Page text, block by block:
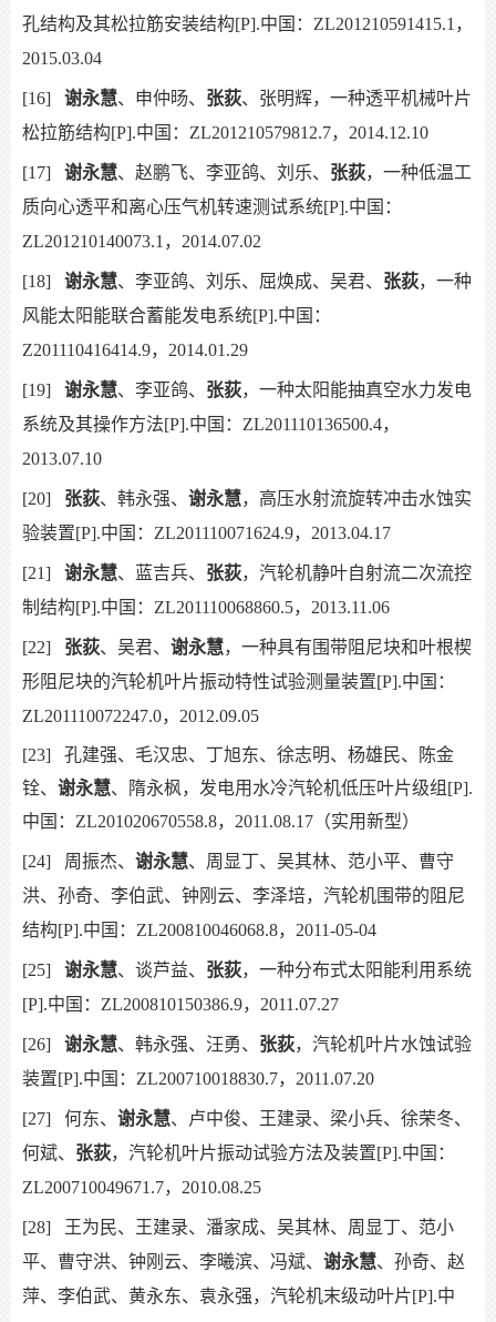
孔结构及其松拉筋安装结构[P].中国：ZL201210591415.1，
2015.03.04
[16] 谢永慧、申仲旸、 张荻、张明辉，一种透平机械叶片
松拉筋结构[P].中国：ZL201210579812.7，2014.12.10
[17] 谢永慧、赵鹏飞、李亚鸽、刘乐、 张荻，一种低温工
质向心透平和离心压气机转速测试系统[P].中国：
ZL201210140073.1，2014.07.02
[18] 谢永慧、李亚鸽、刘乐、屈焕成、吴君、 张荻，一种
风能太阳能联合蓄能发电系统[P].中国：
Z201110416414.9，2014.01.29
[19] 谢永慧、李亚鸽、 张荻，一种太阳能抽真空水力发电
系统及其操作方法[P].中国：ZL201110136500.4，
2013.07.10
[20] 张荻、韩永强、 谢永慧，高压水射流旋转冲击水蚀实
验装置[P].中国：ZL201110071624.9，2013.04.17
[21] 谢永慧、蓝吉兵、 张荻，汽轮机静叶自射流二次流控
制结构[P].中国：ZL201110068860.5，2013.11.06
[22] 张荻、吴君、 谢永慧，一种具有围带阻尼块和叶根楔
形阻尼块的汽轮机叶片振动特性试验测量装置[P].中国：
ZL201110072247.0，2012.09.05
[23] 孔建强、毛汉忠、丁旭东、徐志明、杨雄民、陈金
铨、 谢永慧、隋永枫，发电用水冷汽轮机低压叶片级组[P].
中国：ZL201020670558.8，2011.08.17（实用新型）
[24] 周振杰、 谢永慧、周显丁、吴其林、范小平、曹守
洪、孙奇、李伯武、钟刚云、李泽培，汽轮机围带的阻尼
结构[P].中国：ZL200810046068.8，2011-05-04
[25] 谢永慧、谈芦益、 张荻，一种分布式太阳能利用系统
[P].中国：ZL200810150386.9，2011.07.27
[26] 谢永慧、韩永强、汪勇、 张荻，汽轮机叶片水蚀试验
装置[P].中国：ZL200710018830.7，2011.07.20
[27] 何东、 谢永慧、卢中俊、王建录、梁小兵、徐荣冬、
何斌、 张荻，汽轮机叶片振动试验方法及装置[P].中国：
ZL200710049671.7，2010.08.25
[28]
王为民、王建录、潘家成、吴其林、周显丁、范小
平、曹守洪、钟刚云、李曦滨、冯斌、 谢永慧、孙奇、赵
萍、李伯武、黄永东、袁永强，汽轮机末级动叶片[P].中